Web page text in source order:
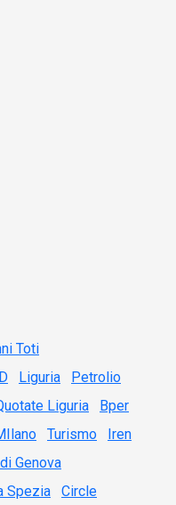
Toti
Liguria
Petrolio
Liguria
Bper
Turismo
Iren
Genova
Spezia
Circle